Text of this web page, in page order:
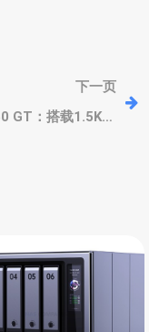
下一页
GT：搭载1.5K绿